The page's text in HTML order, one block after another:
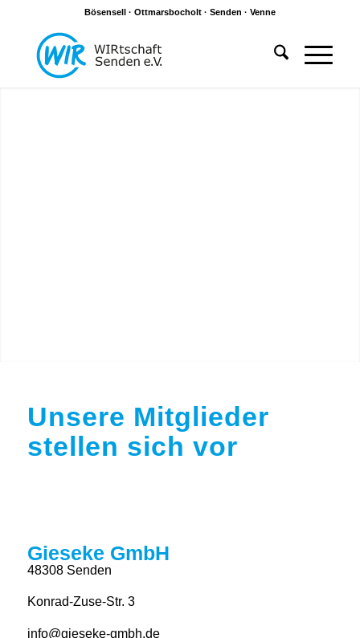
Bösensell · Ottmarsbocholt · Senden · Venne
Unsere Mitglieder
stellen sich vor
Gieseke GmbH
48308 Senden
Konrad-Zuse-Str. 3
info@gieseke-gmbh.de